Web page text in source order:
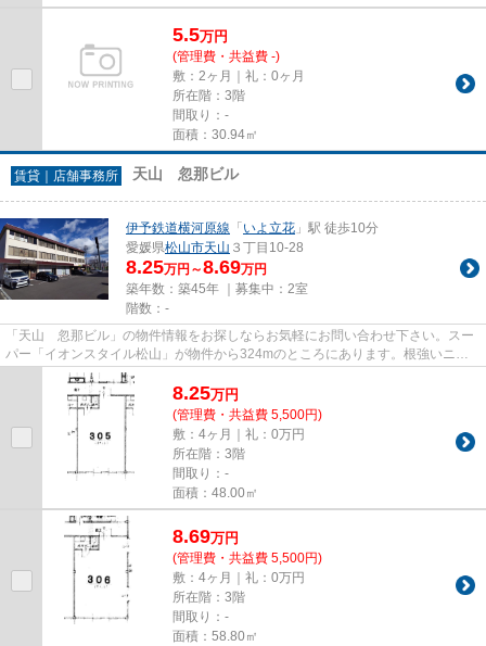
5.5万円
(管理費・共益費 -)
敷：2ヶ月｜礼：0ヶ月
所在階：3階
間取り：-
面積：30.94㎡
賃貸｜店舗事務所 天山 忽那ビル
伊予鉄道横河原線 「 いよ立花 」駅 徒歩10分
愛媛県松山市天山 ３丁目10-28
8.25万円～8.69万円
築年数：築45年 ｜募集中： 2室
階数：-
「天山 忽那ビル」の物件情報をお探しならお気軽にお問い合わせ下さい。スー
パー「イオンスタイル松山」が物件から324mのところにあります。根強いニー
ズを誇る駅近の物件となり、徒...
8.25万円
(管理費・共益費 5,500円)
敷：4ヶ月｜礼：0万円
所在階：3階
間取り：-
面積：48.00㎡
8.69万円
(管理費・共益費 5,500円)
敷：4ヶ月｜礼：0万円
所在階：3階
間取り：-
面積：58.80㎡